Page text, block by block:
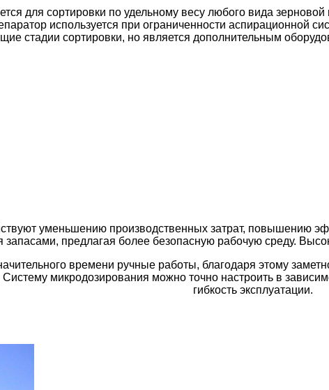
для сортировки по удельному весу любого вида
используется при ограниченности аспирационной
стадии сортировки, но является дополнительным
уменьшению производственных затрат, повышению
запасами, предлагая более безопасную рабочую среду.
времени ручные работы, благодаря этому
микродозирования можно точно настроить в
гибкость эксплуатации.